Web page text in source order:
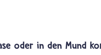
oder in den Mund